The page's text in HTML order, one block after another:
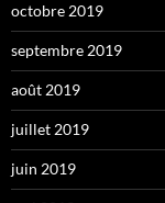
octobre 2019
septembre 2019
août 2019
juillet 2019
juin 2019